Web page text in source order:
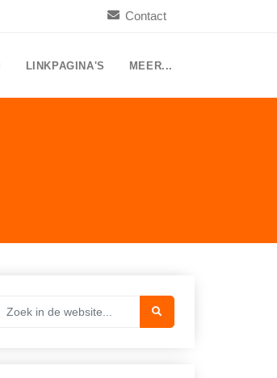
Contact
LINKPAGINA'S MEER...